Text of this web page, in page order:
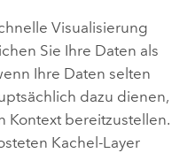
Visualisierung
Sie Ihre Daten als
Ihre Daten selten
dazu dienen,
Kontext bereitzustellen.
Kachel-Layer